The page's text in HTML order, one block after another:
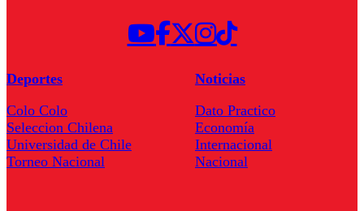
Deportes
Colo Colo
Seleccion Chilena
Universidad de Chile
Torneo Nacional
Noticias
Dato Practico
Economía
Internacional
Nacional